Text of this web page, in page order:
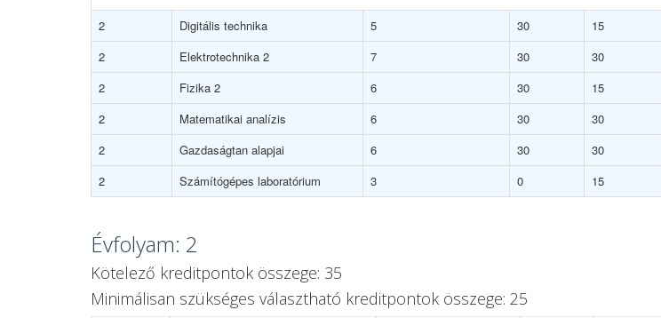
2 Digitális technika 5 30 15
2
Elektrotechnika 2 7 30 30
2
Fizika 2 6 30 15
2
Matematikai analízis 6 30 30
2
Gazdaságtan alapjai 6 30 30
2
Számítógépes laboratórium 3 0 15
Évfolyam: 2
Kötelező kreditpontok összege: 35
Minimálisan szükséges választható kreditpontok összege: 25